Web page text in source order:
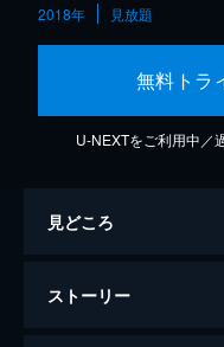
2018年 見放題
無料トラ
U-NEXTをご利用中／
見どころ
ストーリー